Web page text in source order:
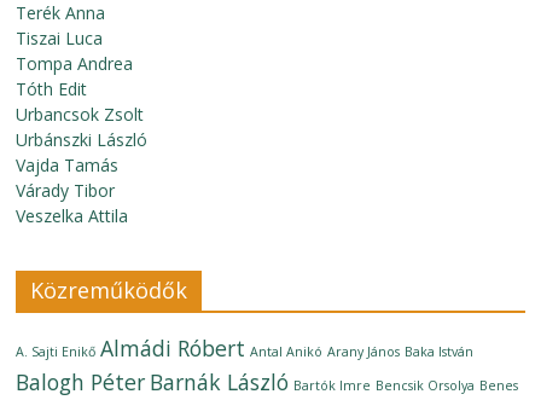
Terék Anna
Tiszai Luca
Tompa Andrea
Tóth Edit
Urbancsok Zsolt
Urbánszki László
Vajda Tamás
Várady Tibor
Veszelka Attila
Közreműködők
A. Sajti Enikő Almádi Róbert Antal Anikó Arany János Baka István
Balogh Péter Barnák László Bartók Imre Bencsik Orsolya Benes